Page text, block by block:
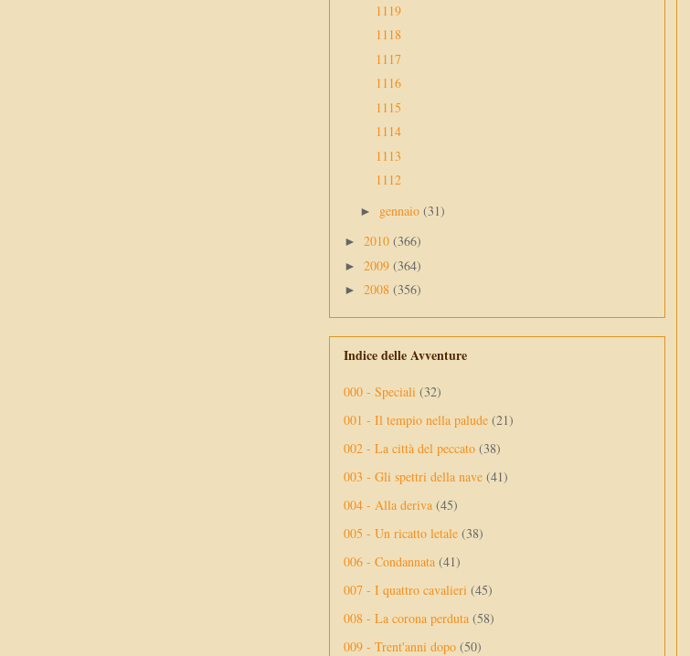
1119
1118
1117
1116
1115
1114
1113
1112
► gennaio (31)
► 2010 (366)
► 2009 (364)
► 2008 (356)
Indice delle Avventure
000 - Speciali (32)
001 - Il tempio nella palude (21)
002 - La città del peccato (38)
003 - Gli spettri della nave (41)
004 - Alla deriva (45)
005 - Un ricatto letale (38)
006 - Condannata (41)
007 - I quattro cavalieri (45)
008 - La corona perduta (58)
009 - Trent'anni dopo (50)